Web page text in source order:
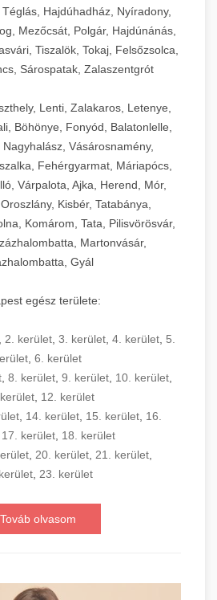
Hajdúhadház, Nyíradony,
Mezőcsát, Polgár, Hajdúnánás,
Tiszalök, Tokaj, Felsőzsolca,
Sárospatak, Zalaszentgrót
Lenti, Zalakaros, Letenye,
Böhönye, Fonyód, Balatonlelle,
Vásárosnamény,
Fehérgyarmat, Máriapócs,
Várpalota, Ajka, Herend, Mór,
Kisbér, Tatabánya,
Komárom, Tata, Pilisvörösvár,
Martonvásár,
Gyál
egész területe:
, 2. kerület, 3. kerület, 4. kerület, 5.
, 6. kerület
, 8. kerület, 9. kerület, 10. kerület,
, 12. kerület
, 14. kerület, 15. kerület, 16.
17. kerület, 18. kerület
, 20. kerület, 21. kerület,
, 23. kerület
Továb olvasom